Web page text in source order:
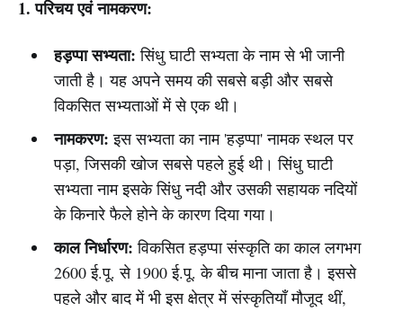
1. परिचय एवं नामकरण:
हड़प्पा सभ्यता: सिंधु घाटी सभ्यता के नाम से भी जानी
जाती है। यह अपने समय की सबसे बड़ी और सबसे
विकसित सभ्यताओं में से एक थी।
नामकरण: इस सभ्यता का नाम 'हड़प्पा' नामक स्थल पर
पड़ा, जिसकी खोज सबसे पहले हुई थी। सिंधु घाटी
सभ्यता नाम इसके सिंधु नदी और उसकी सहायक नदियों
के किनारे फैले होने के कारण दिया गया।
काल निर्धारण: विकसित हड़प्पा संस्कृति का काल लगभग
2600 ई.पू. से 1900 ई.पू. के बीच माना जाता है। इससे
पहले और बाद में भी इस क्षेत्र में संस्कृतियाँ मौजूद थीं,